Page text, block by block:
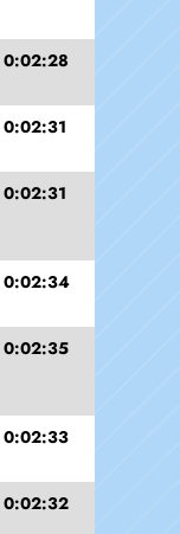
0:02:28
0:02:31
0:02:31
0:02:34
0:02:35
0:02:33
0:02:32